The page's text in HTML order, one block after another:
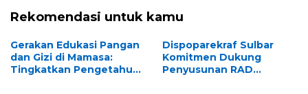
Rekomendasi untuk kamu
Gerakan Edukasi Pangan
dan Gizi di Mamasa:
Tingkatkan Pengetahuan
Dispoparekraf Sulbar
Komitmen Dukung
Penyusunan RAD